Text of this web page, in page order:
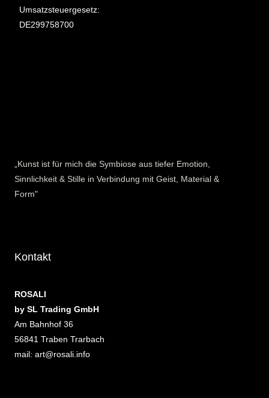
Umsatzsteuergesetz:
DE299758700
„Kunst ist für mich die Symbiose aus tiefer Emotion,
Sinnlichkeit & Stille in Verbindung mit Geist, Material &
Form"
Kontakt
ROSALI
by SL Trading GmbH
Am Bahnhof 36
56841 Traben Trarbach
mail: art@rosali.info